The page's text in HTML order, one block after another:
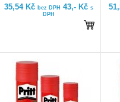
35,54 Kč bez DPH 43,- Kč s
DPH